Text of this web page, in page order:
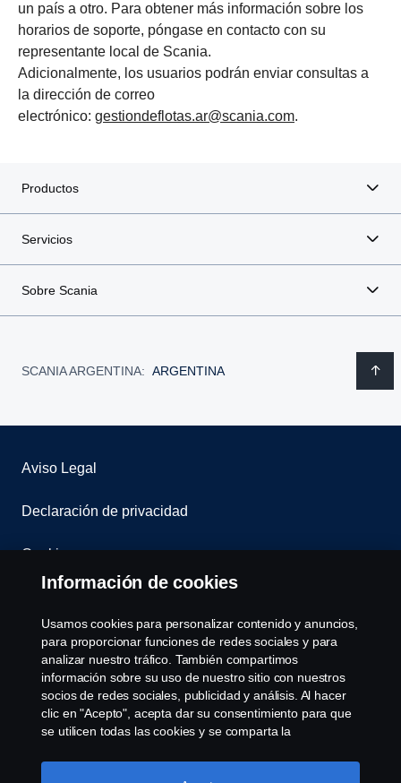
un país a otro. Para obtener más información sobre los
horarios de soporte, póngase en contacto con su
representante local de Scania.
Adicionalmente, los usuarios podrán enviar consultas a
la dirección de correo
electrónico: gestiondeflotas.ar@scania.com.
Productos
Servicios
Sobre Scania
SCANIA ARGENTINA: ARGENTINA
Aviso Legal
Declaración de privacidad
Cookies
Sistema de Denuncias
Configuración de cookies
Información de cookies
Usamos cookies para personalizar contenido y anuncios,
para proporcionar funciones de redes sociales y para
analizar nuestro tráfico. También compartimos
información sobre su uso de nuestro sitio con nuestros
socios de redes sociales, publicidad y análisis. Al hacer
clic en "Acepto", acepta dar su consentimiento para que
se utilicen todas las cookies y se comparta la
haciendo clic en "Configuración de cookies" y